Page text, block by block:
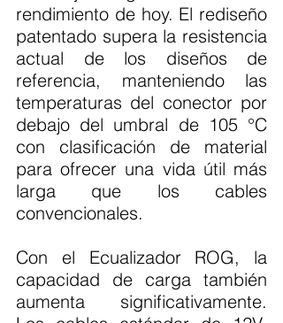
rendimiento de hoy. El rediseño
patentado supera la resistencia
actual de los diseños de
referencia, manteniendo las
temperaturas del conector por
debajo del umbral de 105 °C
con clasificación de material
para ofrecer una vida útil más
larga que los cables
convencionales.
Con el Ecualizador ROG, la
capacidad de carga también
aumenta significativamente.